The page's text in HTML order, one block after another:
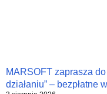
MARSOFT zaprasza
działaniu” – bezpłatne